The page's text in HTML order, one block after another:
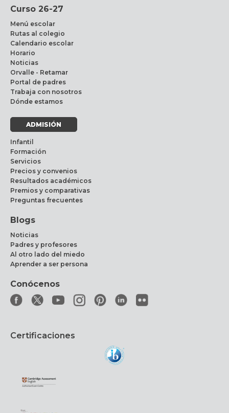
Curso 26-27
Menú escolar
Rutas al colegio
Calendario escolar
Horario
Noticias
Orvalle - Retamar
Portal de padres
Trabaja con nosotros
Dónde estamos
ADMISIÓN
Infantil
Formación
Servicios
Precios y convenios
Resultados académicos
Premios y comparativas
Preguntas frecuentes
Blogs
Noticias
Padres y profesores
Al otro lado del miedo
Aprender a ser persona
Conócenos
Certificaciones